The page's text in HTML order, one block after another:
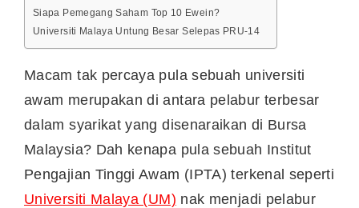
Siapa Pemegang Saham Top 10 Ewein?
Universiti Malaya Untung Besar Selepas PRU-14
Macam tak percaya pula sebuah universiti
awam merupakan di antara pelabur terbesar
dalam syarikat yang disenaraikan di Bursa
Malaysia? Dah kenapa pula sebuah Institut
Pengajian Tinggi Awam (IPTA) terkenal seperti
Universiti Malaya (UM) nak menjadi pelabur